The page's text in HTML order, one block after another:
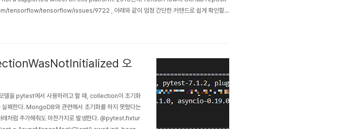
tensorflow/tensorflow/issues/9722 , 아래와 같이 엄청 간단한 커맨드로 쉽게 확인할
오
을 pytest에서 사용하려고 할 때, collection이 초기화
실패한다. MongoDB와 관련해서 초기화를 하지 못했다는
처럼 추가해줘도 마찬가지로 발생한다. @pytest.fixtur